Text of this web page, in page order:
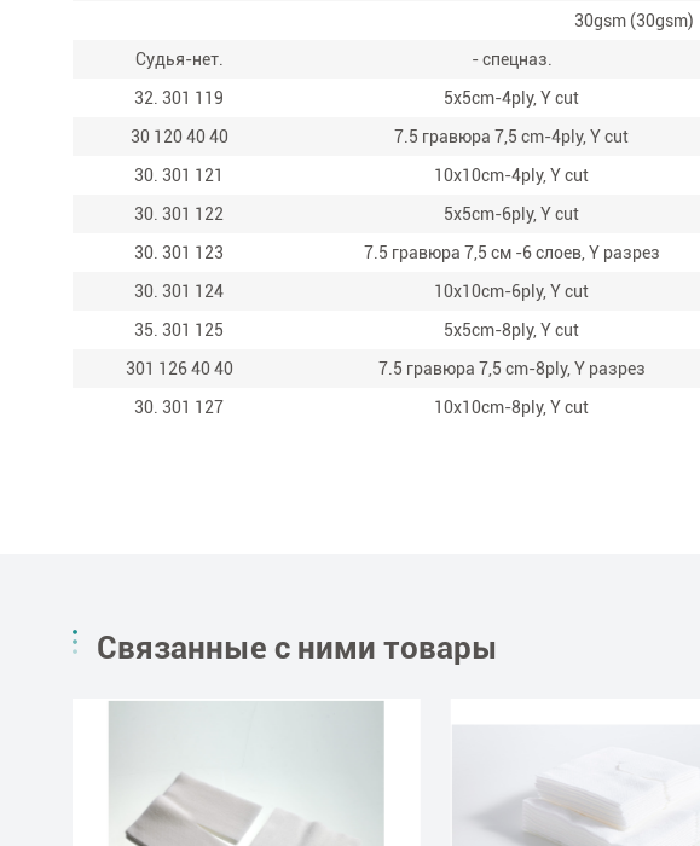
30gsm (30gsm)
Судья-нет.
- спецназ.
32. 301 119
5x5cm-4ply, Y cut
30 120 40 40
7.5 гравюра 7,5 cm-4ply, Y cut
30. 301 121
10x10cm-4ply, Y cut
30. 301 122
5x5cm-6ply, Y cut
30. 301 123
7.5 гравюра 7,5 см -6 слоев, Y разрез
30. 301 124
10x10cm-6ply, Y cut
35. 301 125
5x5cm-8ply, Y cut
301 126 40 40
7.5 гравюра 7,5 cm-8ply, Y разрез
30. 301 127
10x10cm-8ply, Y cut
Связанные с ними товары